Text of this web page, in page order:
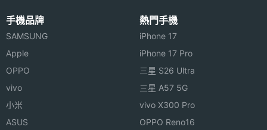
LED補
光燈
主相機
焦
主相機
手機品牌
SAMSUNG
Apple
OPPO
vivo
小米
ASUS
熱門手機
iPhone 17
iPhone 17 Pro
三星 S26 Ultra
三星 A57 5G
vivo X300 Pro
OPPO Reno16